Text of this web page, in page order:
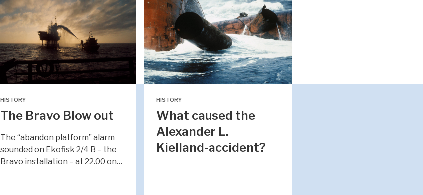
HISTORY
What caused the
Alexander L.
Kielland-accident?
HISTORY
The Bravo Blow out
The “abandon platform” alarm
sounded on Ekofisk 2/4 B – the
Bravo installation – at 22.00 on…